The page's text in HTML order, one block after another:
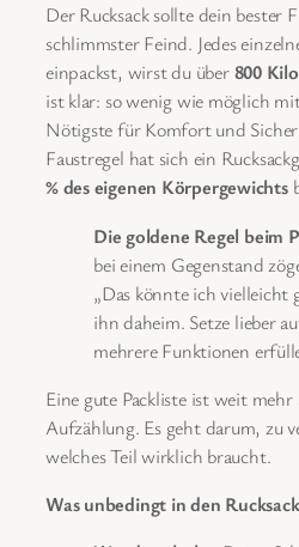
Der Rucksack sollte dein bester
schlimmster Feind. Jedes
einpackst, wirst du über800
ist klar: so wenig wie möglich
Nötigste für Komfort und
Faustregel hat sich ein
% des eigenen Körpergewichts
Die goldene Regel beim
bei einem Gegenstand
„Das könnte ich vielleicht
ihn daheim. Setze lieber
mehrere Funktionen
Eine gute Packliste ist weit
Aufzählung. Es geht darum, zu
welches Teil wirklich braucht.
Was unbedingt in den